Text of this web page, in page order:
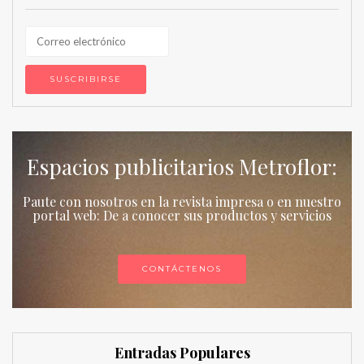
Espacios publicitarios Metroflor:
Paute con nosotros en la revista impresa o en nuestro
portal web: De a conocer sus productos y servicios
CONTÁCTENOS
Entradas Populares